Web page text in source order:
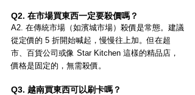
Q2. 在市場買東西一定要殺價嗎？
A2. 在傳統市場（如濱城市場）殺價是常態。建議
從定價的 5 折開始喊起，慢慢往上加。但在超
市、百貨公司或像 Star Kitchen 這樣的精品店，
價格是固定的，無需殺價。
Q3. 越南買東西可以刷卡嗎？